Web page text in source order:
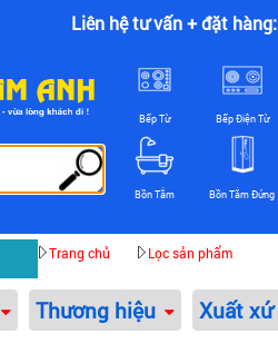
Liên hệ tư vấn + đặt hàng:
Bếp Từ Bếp Điện Từ
Bồn Tắm Bồn Tắm Đứng
Trang chủ Lọc sản phẩm
Thương hiệu Xuất xứ